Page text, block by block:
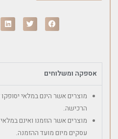
אספקה ומשלוחים
הרכישה.
עסקים מיום מועד ההזמנה.